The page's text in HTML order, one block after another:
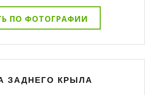
ПО ФОТОГРАФИИ
ЗАДНЕГО КРЫЛА